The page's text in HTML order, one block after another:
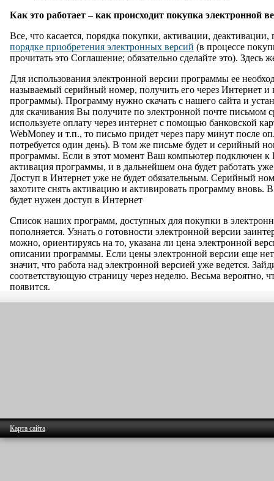
Как это работает – как происходит покупка электронной
Все, что касается, порядка покупки, активации,
порядке приобретения электронных версий (в процессе
прочитать это Соглашение; обязательно сделайте это). Здесь
Для использования электронной версии программы ее
называемый серийный номер, получить его через Интернет и
программы). Программу нужно скачать с нашего сайта и
для скачивания Вы получите по электронной почте письмом
используете оплату через интернет с помощью банковской
WebMoney и т.п., то письмо придет через пару минут после
потребуется один день). В том же письме будет и серийный
программы. Если в этот момент Ваш компьютер подключен к
активация программы, и в дальнейшем она будет работать
Доступ в Интернет уже не будет обязательным. Серийный
захотите снять активацию и активировать программу вновь.
будет нужен доступ в Интернет
Список наших программ, доступных для покупки в
пополняется. Узнать о готовности электронной версии
можно, ориентируясь на то, указана ли цена электронной
описании программы. Если цены электронной версии еще
значит, что работа над электронной версией уже ведется.
соответствующую страницу через неделю. Весьма вероятно,
появится.
Карта сайта